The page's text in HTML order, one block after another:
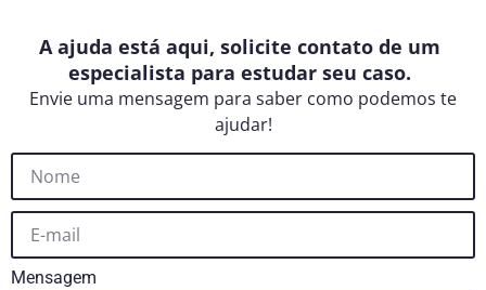
A ajuda está aqui, solicite contato de um
especialista para estudar seu caso.
Envie uma mensagem para saber como podemos te
ajudar!
Mensagem